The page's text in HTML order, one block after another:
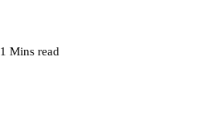
1 Mins read